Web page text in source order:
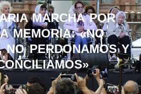
MARCHA POR
MEMORIA: «NO
NO PERDONAMOS Y